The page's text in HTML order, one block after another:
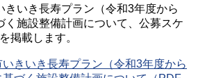
いき長寿プラン（令和3年度から
く施設整備計画について、公募スケ
掲載します。
きいき長寿プラン（令和3年度から